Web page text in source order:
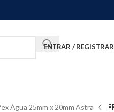
ENTRAR / REGISTRAR
Água 25mm x 20mm Astra